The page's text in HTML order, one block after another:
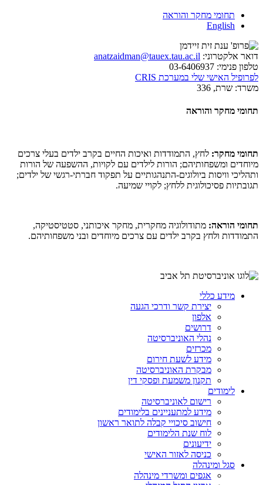
תחומי מחקר והוראה
English
דואר אלקטרוני: anatzaidman@tauex.tau.ac.il
טלפון פנימי:
לפרופיל האישי שלי במערכת CRIS
משרד: שרת, 336
תחומי מחקר והוראה
תחומי מחקר: לחץ, התמודדות ואיכות החיים בקרב ילדים בעלי צרכים
מיוחדים ומשפחותיהם; הורות לילדים עם לקויות, ההשפעה של הורות
ותהליכי וויסות ביולוגים-התנהגותיים על תפקוד חברתי-רגשי של ילדים;
תגובתיות פסיכולוגית ללחץ; לקויי שמיעה.
תחומי הוראה: מתודולוגיה מחקרית, מחקר איכותני, סטטיסטיקה,
התמודדות ולחץ בקרב ילדים עם צרכים מיוחדים ובני משפחותיהם.
מידע כללי
יצירת קשר ודרכי הגעה
אלפון
דרושים
נהלי האוניברסיטה
מכרזים
מידע לשעת חירום
מבקרת האוניברסיטה
תקנון משמעת ופסקי דין
לימודים
רישום לאוניברסיטה
מידע למתעניינים בלימודים
חישוב סיכויי קבלה לתואר ראשון
לוח שנת הלימודים
ידיעונים
כניסה לאזור האישי
סגל ומינהלה
אגפים ומשרדי מינהלה